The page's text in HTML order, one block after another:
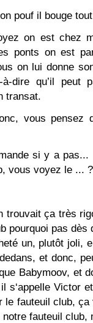
pouf il bouge
on est chez
ponts on est
on lui donne
dire qu’il peut
transat.
vous pensez
si y a pas...
vous voyez le ... ?
trouvait ça très
pourquoi pas
un, plutôt joli,
et donc,
Babymoov, et
s‘appelle Victor
le fauteuil club,
fauteuil club,